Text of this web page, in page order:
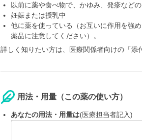
以前に薬や食べ物で、かゆみ、発疹など
妊娠または授乳中
他に薬を使っている（お互いに作用を強
薬品に注意してください）。
詳しく知りたい方は、医療関係者向けの「添
用法・用量（この薬の使い方）
あなたの用法・用量は(医療担当者記入)